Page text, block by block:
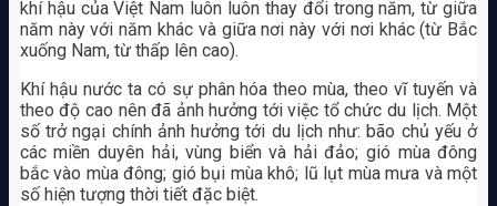
khí hậu của Việt Nam luôn luôn thay đổi trong năm, từ giữa
năm này với năm khác và giữa nơi này với nơi khác (từ Bắc
xuống Nam, từ thấp lên cao).
Khí hậu nước ta có sự phân hóa theo mùa, theo vĩ tuyến và
theo độ cao nên đã ảnh hưởng tới việc tổ chức du lịch. Một
số trở ngại chính ảnh hưởng tới du lịch như: bão chủ yếu ở
các miền duyên hải, vùng biển và hải đảo; gió mùa đông
bắc vào mùa đông; gió bụi mùa khô; lũ lụt mùa mưa và một
số hiện tượng thời tiết đặc biệt.